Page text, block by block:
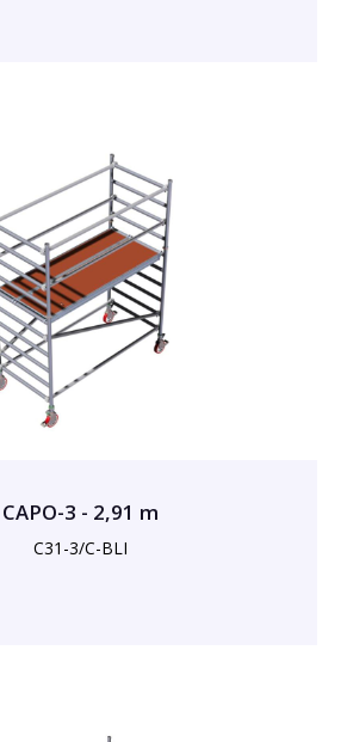
CAPO-3 - 2,91 m
C31-3/C-BLI